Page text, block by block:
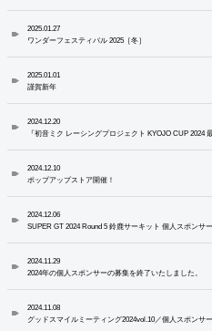
2025.01.27
ワンダーフェスティバル 2025［冬］
2025.01.01
謹賀新年
2024.12.20
『初音ミク レーシングプロジェクト KYOJO CUP 2024
2024.12.10
ポップアップストア開催！
2024.12.06
SUPER GT 2024 Round 5 鈴鹿サーキット 個人スポンサ
2024.11.29
2024年の個人スポンサーの募集を終了いたしました。
2024.11.08
グッドスマイルミーティング2024vol.10／個人スポンサ